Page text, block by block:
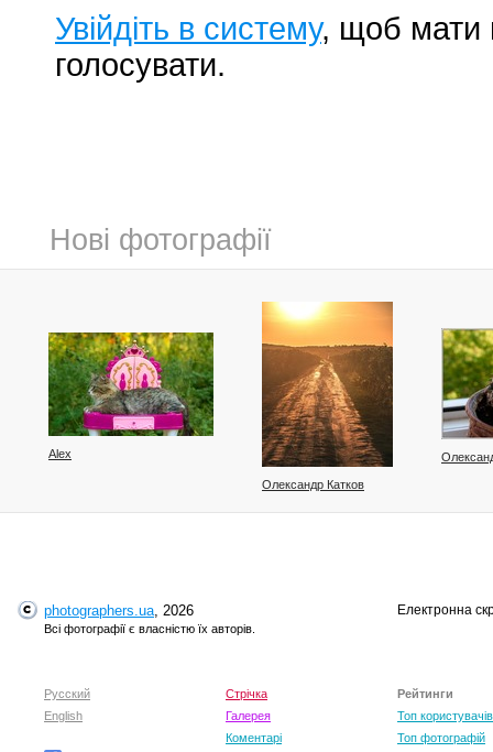
Увійдіть в систему, щоб мати
голосувати.
Нові фотографії
Alex
Олександр Катков
Валентин Широков
photographers.ua, 2026
Всі фотографії є власністю їх авторів.
Електронна
Русский
English
Стрічка
Галерея
Коментарі
Рейтинги
Топ користувачів
Топ фотографій